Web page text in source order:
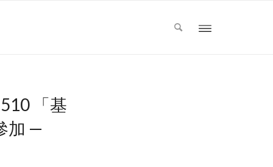
「基
加 —